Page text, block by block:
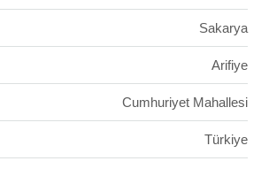
Sakarya
Arifiye
Cumhuriyet Mahallesi
Türkiye